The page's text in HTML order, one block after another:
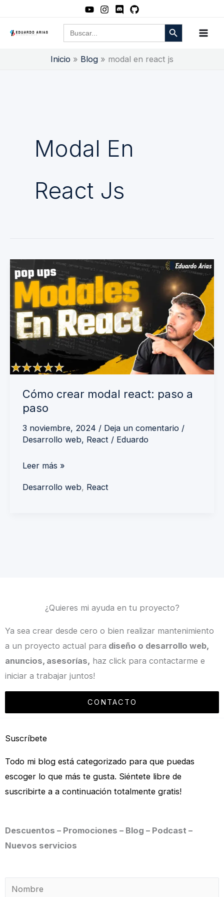
contenido
Buscar: Botón de búsqueda
Inicio Blog modal en react js
Modal En
React Js
Cómo crear modal react: paso a
paso
3 noviembre, 2024 / Deja un comentario /
Desarrollo web, React / Eduardo
Cómo
crear
modal
react:
paso
a
paso
Leer más »
Desarrollo web, React
¿Quieres mi ayuda en tu proyecto?
Ya sea crear desde cero o bien realizar mantenimiento
a un proyecto actual para diseño o desarrollo web,
anuncios, asesorías, haz click para contactarme e
iniciar a trabajar juntos!
CONTACTO
Suscríbete
Todo mi blog está categorizado para que puedas
escoger lo que más te gusta. Siéntete libre de
suscribirte a a continuación totalmente gratis!
Descuentos – Promociones – Blog – Podcast –
Nuevos servicios